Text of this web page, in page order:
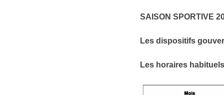
SAISON SPORTIVE
Les dispositifs
Les horaires